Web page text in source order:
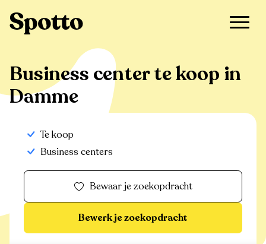
Damme >
Business center te koop in
Damme
Te koop
Business centers
Bewaar je zoekopdracht
Bewerk je zoekopdracht